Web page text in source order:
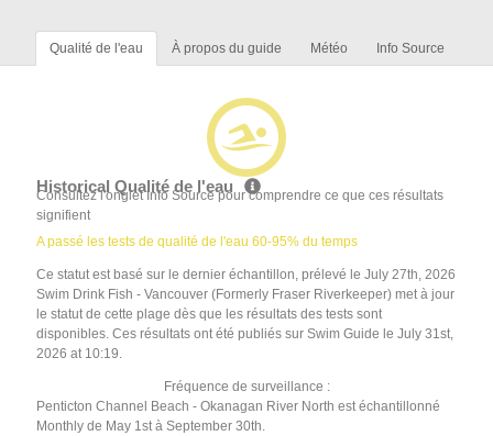
Qualité de l'eau À propos du guide Météo Info Source
Historical Qualité de l'eau
Consultez l'onglet Info Source pour comprendre ce que ces résultats
signifient
A passé les tests de qualité de l'eau 60-95% du temps
Ce statut est basé sur le dernier échantillon, prélevé le July 27th, 2026
Swim Drink Fish - Vancouver (Formerly Fraser Riverkeeper) met à jour
le statut de cette plage dès que les résultats des tests sont
disponibles. Ces résultats ont été publiés sur Swim Guide le July 31st,
2026 at 10:19.
Fréquence de surveillance :
Penticton Channel Beach - Okanagan River North est échantillonné
Monthly de May 1st à September 30th.